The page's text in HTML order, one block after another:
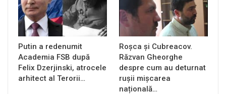
Putin a redenumit
Academia FSB după
Felix Dzerjinski, atrocele
arhitect al Terorii…
Roșca și Cubreacov.
Răzvan Gheorghe
despre cum au deturnat
rușii mișcarea
națională…